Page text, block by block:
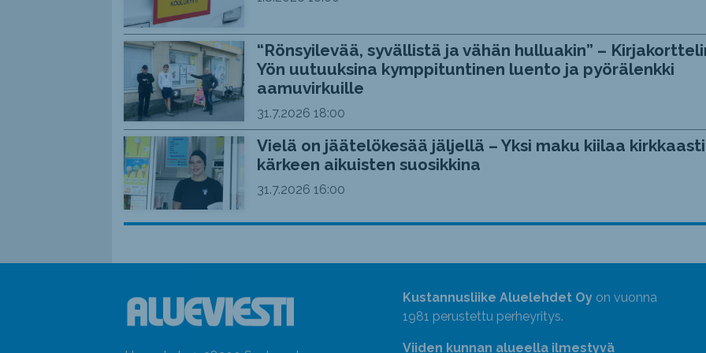
“Rönsyilevää, syvällistä ja vähän hulluakin” –
Yön uutuuksina kymppituntinen luento ja pyörälenkki
aamuvirkuille
31.7.2026 18:00
Vielä on jäätelökesää jäljellä – Yksi maku kiilaa kirkkaasti
kärkeen aikuisten suosikkina
31.7.2026 16:00
Kustannusliike Aluelehdet Oyon vuonna
1981 perustettu perheyritys.
Viiden kunnan alueella ilmestyvä